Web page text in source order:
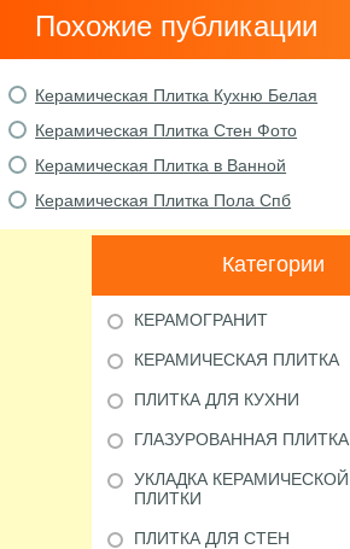
Похожие публикации
Керамическая Плитка Кухню Белая
Керамическая Плитка Стен Фото
Керамическая Плитка в Ванной
Керамическая Плитка Пола Спб
Категории
КЕРАМОГРАНИТ
КЕРАМИЧЕСКАЯ ПЛИТКА
ПЛИТКА ДЛЯ КУХНИ
ГЛАЗУРОВАННАЯ ПЛИТКА
УКЛАДКА КЕРАМИЧЕСКОЙ
ПЛИТКИ
ПЛИТКА ДЛЯ СТЕН